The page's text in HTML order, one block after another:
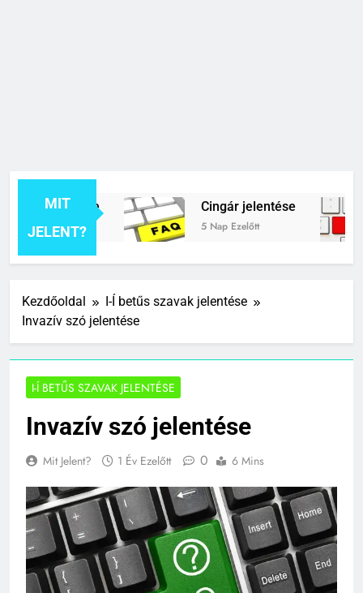
MIT
JELENT?
jelentése Cingár jelentése
5 Nap Ezelőtt
Kezdőoldal
I-Í betűs szavak jelentése
Invazív szó jelentése
I-Í BETŰS SZAVAK JELENTÉSE
Invazív szó jelentése
Mit Jelent? 1 Év Ezelőtt 0 6 Mins